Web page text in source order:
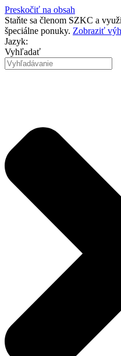
Preskočiť na obsah
Staňte sa členom SZKC a
špeciálne ponuky. Zobraziť
Jazyk:
Vyhľadať